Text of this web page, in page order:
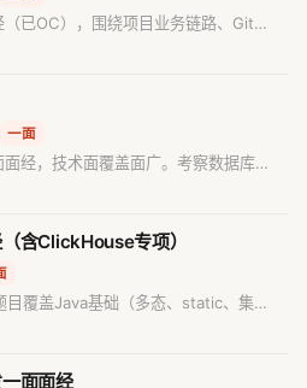
已OC），围绕项目业务链路、Git版
级别与嵌套事务、char/varchar/text
一面
经，技术面覆盖面广。考察数据库范
IoC原理与反射机制、Redis缓存算
含ClickHouse专项）
目覆盖Java基础（多态、static、集合
对比、慢SQL排查与索引失效判断、
面面经